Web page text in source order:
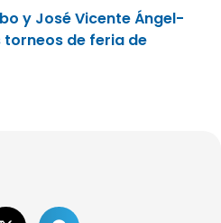
y José Vicente Ángel-
torneos de feria de